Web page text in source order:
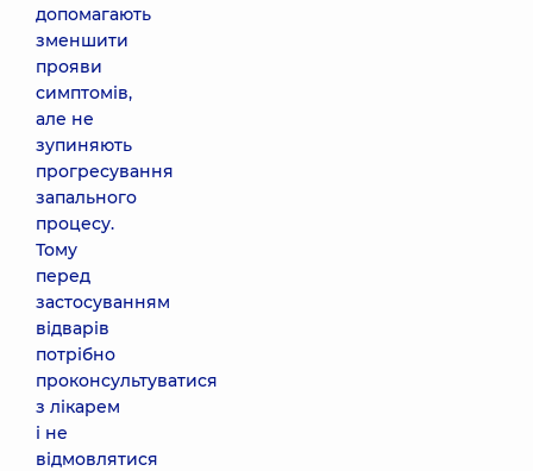
допомагають
зменшити
прояви
симптомів,
але не
зупиняють
прогресування
запального
процесу.
Тому
перед
застосуванням
відварів
потрібно
проконсультуватися
з лікарем
і не
відмовлятися